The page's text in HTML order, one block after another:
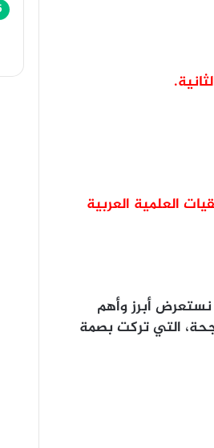
الدولي ٢٠١٥/٢٠١٦ مقرر الملتقيات العلمية العربية
أبرز وأهم
التي تركت بصمة